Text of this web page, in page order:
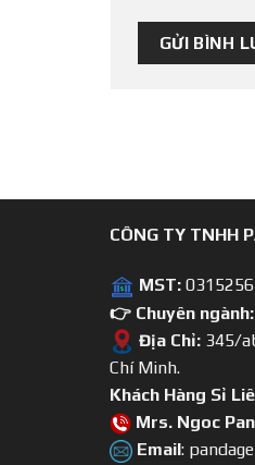
CÔNG TY TNHH
MST:
👉 Chuyên ngành:
Địa Chỉ:345/
Chí Minh.
Khách Hàng Sỉ
Mrs. Ngoc
Email: